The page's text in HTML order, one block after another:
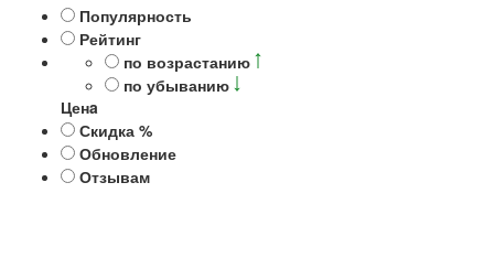
Популярность
Рейтинг
по возрастанию
по убыванию
Ценa
Скидка %
Обновление
Отзывам